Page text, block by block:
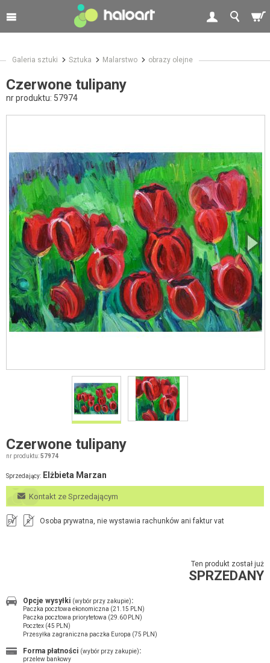
Galeria sztuki Sztuka Malarstwo obrazy olejne
Czerwone tulipany
nr produktu: 57974
Czerwone tulipany
nr produktu:57974
Sprzedający: Elżbieta Marzan
Kontakt ze Sprzedającym
FV R Osoba prywatna, nie wystawia rachunków ani faktur vat
Ten produkt został już
SPRZEDANY
Opcje wysyłki (wybór przy zakupie):
Paczka pocztowa ekonomiczna (21.15 PLN)
Paczka pocztowa priorytetowa (29.60 PLN)
Pocztex (45 PLN)
Przesyłka zagraniczna paczka Europa (75 PLN)
Forma płatności (wybór przy zakupie):
przelew bankowy